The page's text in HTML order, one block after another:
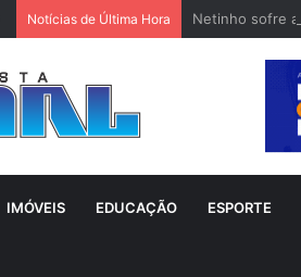
Notícias de Última Hora Netinho sofre
IMÓVEIS EDUCAÇÃO ESPORTE